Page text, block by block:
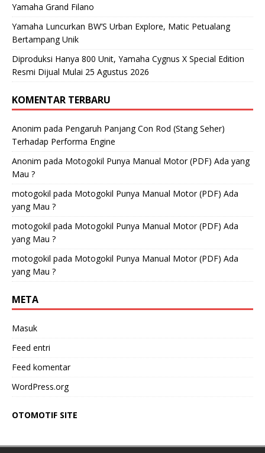
Yamaha Grand Filano
Yamaha Luncurkan BW’S Urban Explore, Matic Petualang
Bertampang Unik
Diproduksi Hanya 800 Unit, Yamaha Cygnus X Special Edition
Resmi Dijual Mulai 25 Agustus 2026
KOMENTAR TERBARU
Anonim pada Pengaruh Panjang Con Rod (Stang Seher)
Terhadap Performa Engine
Anonim pada Motogokil Punya Manual Motor (PDF) Ada yang
Mau ?
motogokil pada Motogokil Punya Manual Motor (PDF) Ada
yang Mau ?
motogokil pada Motogokil Punya Manual Motor (PDF) Ada
yang Mau ?
motogokil pada Motogokil Punya Manual Motor (PDF) Ada
yang Mau ?
META
Masuk
Feed entri
Feed komentar
WordPress.org
OTOMOTIF SITE